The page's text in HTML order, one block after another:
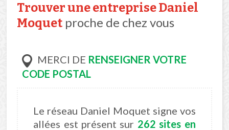
Trouver une entreprise Daniel
Moquet proche de chez vous
MERCI DE RENSEIGNER VOTRE
CODE POSTAL
Le réseau Daniel Moquet signe vos
allées est présent sur 262 sites en